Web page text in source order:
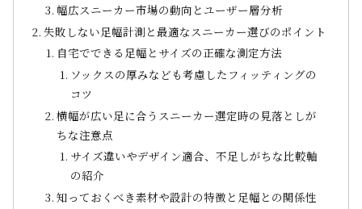
幅広スニーカー市場の動向とユーザー層分析
失敗しない足幅計測と最適なスニーカー選びのポイント
自宅でできる足幅とサイズの正確な測定方法
ソックスの厚みなども考慮したフィッティングの
コツ
横幅が広い足に合うスニーカー選定時の見落としが
ちな注意点
サイズ違いやデザイン適合、不足しがちな比較軸
の紹介
知っておくべき素材や設計の特徴と足幅との関係性